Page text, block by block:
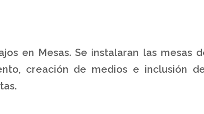
en Mesas. Se instalaran las
creación de medios e inclusión